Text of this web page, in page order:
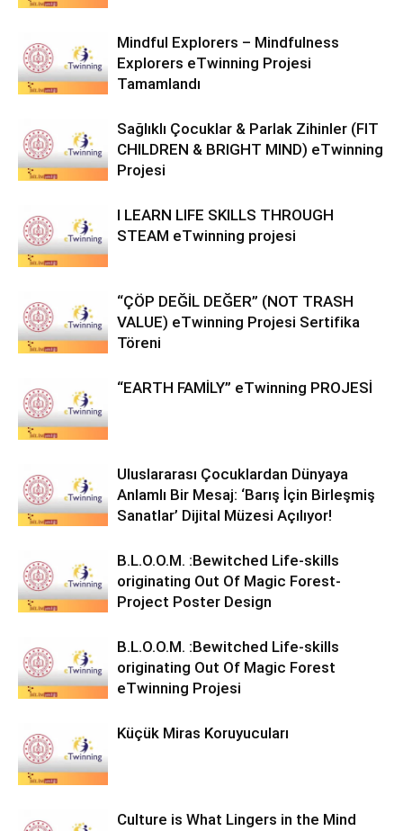
Mindful Explorers – Mindfulness
Explorers eTwinning Projesi
Tamamlandı
Sağlıklı Çocuklar & Parlak Zihinler (FIT
CHILDREN & BRIGHT MIND) eTwinning
Projesi
I LEARN LIFE SKILLS THROUGH
STEAM eTwinning projesi
“ÇÖP DEĞİL DEĞER” (NOT TRASH
VALUE) eTwinning Projesi Sertifika
Töreni
“EARTH FAMİLY” eTwinning PROJESİ
Uluslararası Çocuklardan Dünyaya
Anlamlı Bir Mesaj: ‘Barış İçin Birleşmiş
Sanatlar’ Dijital Müzesi Açılıyor!
B.L.O.O.M. :Bewitched Life-skills
originating Out Of Magic Forest-
Project Poster Design
B.L.O.O.M. :Bewitched Life-skills
originating Out Of Magic Forest
eTwinning Projesi
Küçük Miras Koruyucuları
Culture is What Lingers in the Mind